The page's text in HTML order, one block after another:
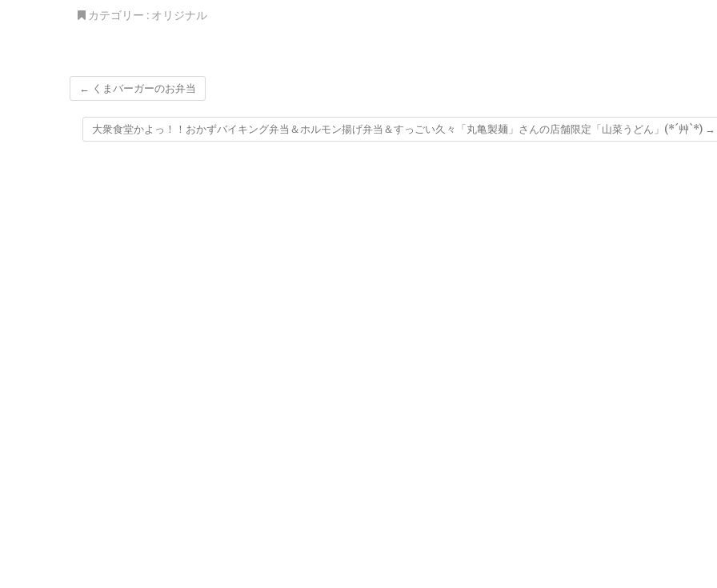
カテゴリー : オリジナル
← くまバーガーのお弁当
大衆食堂かよっ！！おかずバイキング弁当＆ホルモン揚げ弁当＆すっごい久々「丸亀製麺」さんの店舗限定「山菜うどん」(*´艸`*) →